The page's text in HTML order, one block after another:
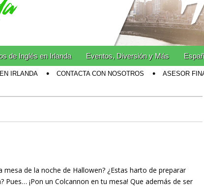
de Inglés en Irlanda Eventos, Diversión y Más
IRLANDA CONTACTA CON NOSOTROS ASESOR
mesa de la noche de Hallowen? ¿Estas harto de preparar
Pues… ¡Pon un Colcannon en tu mesa! Que además de ser